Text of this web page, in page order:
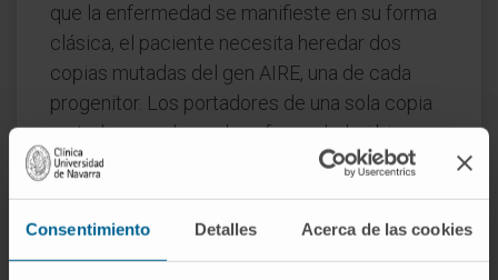
Consentimiento Detalles Acerca de las cookies
que la enfermedad se manifieste en su forma
clásica, el paciente necesita heredar dos
copias mutadas del gen AIRE, una de cada
progenitor. Los portadores de una sola copia
mutada no padecen la enfermedad, si bien se
han descrito mutaciones dominantes
¿Por qué es tan frecuente en
Finlandia?